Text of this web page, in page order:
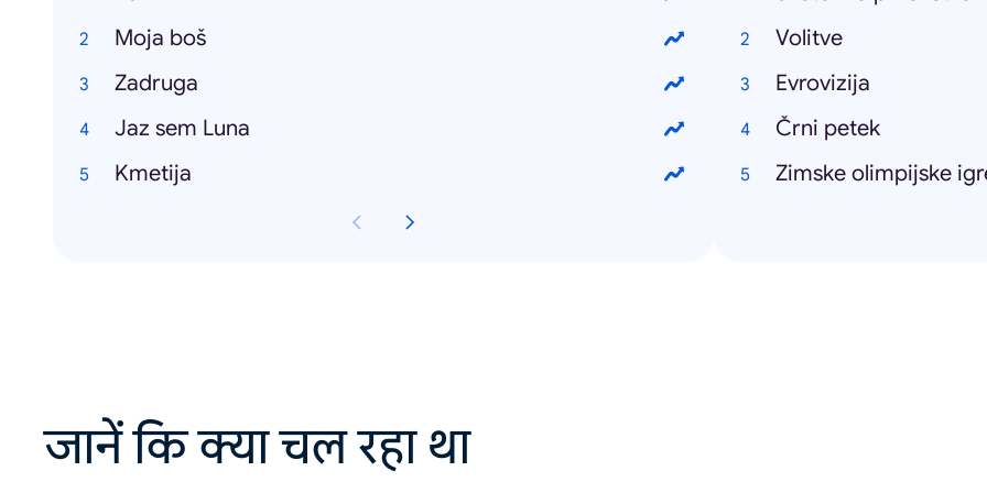
Moja boš
Zadruga
Jaz sem Luna
Kmetija
Volitve
Evrovizija
Črni petek
Zimske olimpijske
जानें कि क्या चल रहा था